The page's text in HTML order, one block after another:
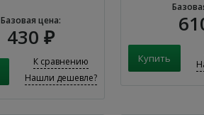
Базовая цена:
430 ₽
К сравнению
Нашли дешевле?